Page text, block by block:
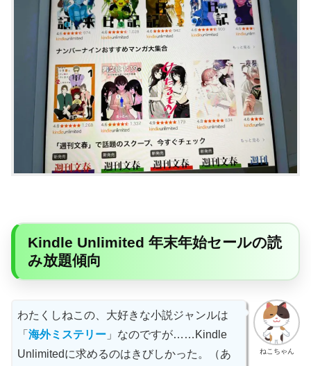
Kindle Unlimited 年末年始セールの読
み放題傾向
ねこちゃん
わたくしねこの、大好きな小説ジャンルは
「 海外ミステリー 」なのですが……Kindle
Unlimitedに求めるのはきびしかった。（あ